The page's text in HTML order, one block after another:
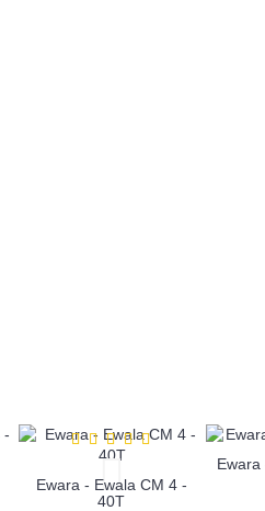
Ewara - Ewala CM 4 -
40T